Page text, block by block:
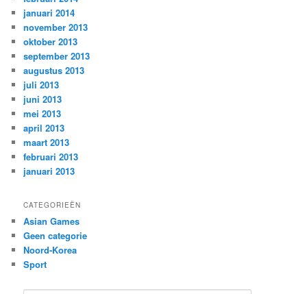
januari 2014
november 2013
oktober 2013
september 2013
augustus 2013
juli 2013
juni 2013
mei 2013
april 2013
maart 2013
februari 2013
januari 2013
CATEGORIEËN
Asian Games
Geen categorie
Noord-Korea
Sport